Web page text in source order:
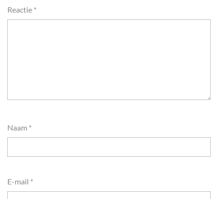
Reactie *
Naam *
E-mail *